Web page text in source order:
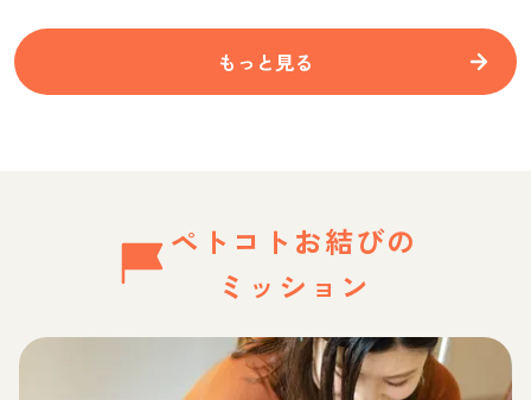
もっと見る
ペトコトお結びの
ミッション